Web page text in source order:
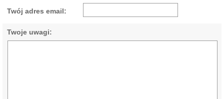
Twój adres email:
Twoje uwagi: